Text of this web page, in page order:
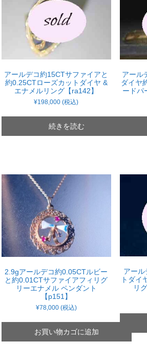
アールデコ約15CTサファイアと
約0.25CTローズカットダイヤ &
エナメルリング【ra142】
¥198,000 (税込)
続きを読む
アール
ダイヤ
ードパ
2.9gアールデコ約0.05CTルビー
と約0.01CTサファイアフィリグ
リーエナメル ペンダント
【p151】
¥78,000 (税込)
お買い物カゴに追加
アール
トダイ
リ